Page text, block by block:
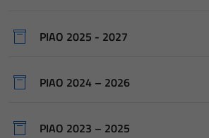
PIAO 2025 - 2027
PIAO 2024 – 2026
PIAO 2023 – 2025